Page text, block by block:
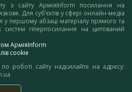
з сайту АрміяInform посилання на
Для суб’єктів у сфері онлайн-медіа
у першому абзаці матеріалу прямого та
систем гіперпосилання на цитований
АрміяInform
cookie
роботі сайту надсилайте на адресу: